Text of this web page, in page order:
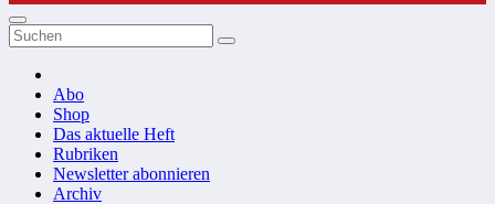
Abo
Shop
Das aktuelle Heft
Rubriken
Newsletter abonnieren
Archiv